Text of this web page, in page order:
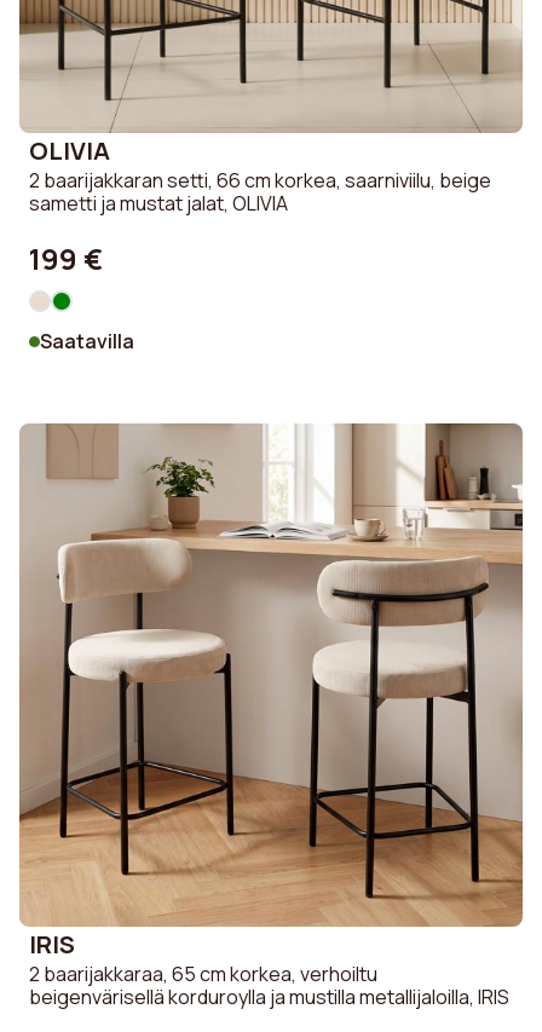
OLIVIA
2 baarijakkaran setti, 66 cm korkea, saarniviilu, beige
sametti ja mustat jalat, OLIVIA
199 €
Saatavilla
IRIS
2 baarijakkaraa, 65 cm korkea, verhoiltu
beigenvärisellä korduroylla ja mustilla metallijaloilla, IRIS